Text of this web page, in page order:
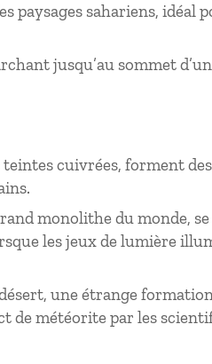
paysages sahariens, idéal
jusqu’au sommet
cuivrées, forment
monolithe du monde,
les jeux de lumière
une étrange
de météorite par les